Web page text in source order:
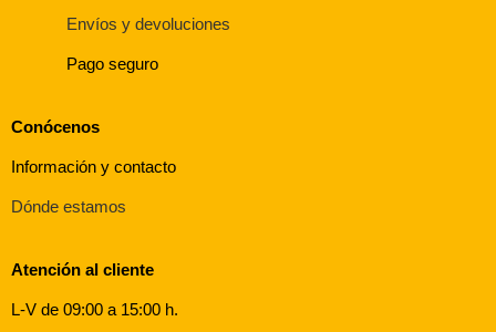
Envíos y devoluciones
Pago seguro
Conócenos
Información y contacto
Dónde estamos
Atención al cliente
L-V de 09:00 a 15:00 h.